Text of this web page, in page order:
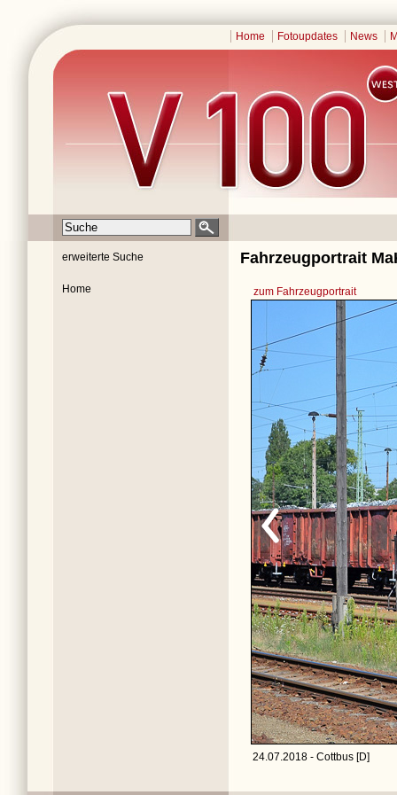
Home Fotoupdates News
erweiterte Suche
Home
Fahrzeugportrait
zum Fahrzeugportrait
24.07.2018 - Cottbus [D]